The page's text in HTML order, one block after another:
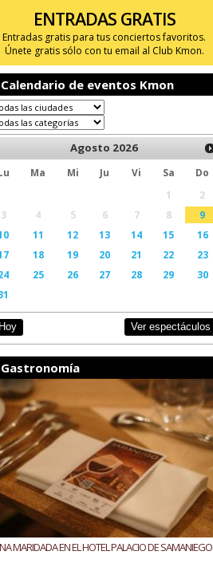
ENTRADAS GRATIS
Entradas gratis para tus conciertos favoritos.
Únete gratis sólo con tu email al Club Kmon.
Calendario de eventos Kmon
Agosto 2026
Ma Mi Ju Vi Sa
Do
1
2
3
4 5 6 7 8
9
11 12 13 14 15
16
18 19 20 21 22
23
25 26 27 28 29
30
Hoy Ver espectáculos
Gastronomía
MARIDADA EN EL HOTEL PALACIO DE SAMANIEGO